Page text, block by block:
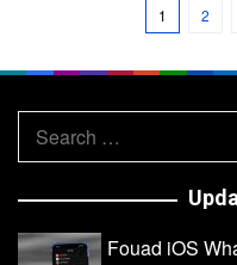
1 2
Search
for:
Fouad iOS